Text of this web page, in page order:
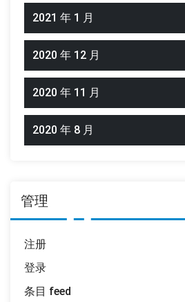
2021 年 1 月
2020 年 12 月
2020 年 11 月
2020 年 8 月
管理
注册
登录
条目 feed